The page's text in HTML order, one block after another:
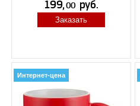
Заказать
Интернет-цена